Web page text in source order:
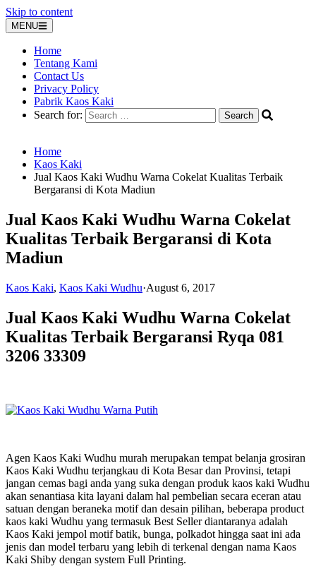
Skip to content
MENU
Home
Tentang Kami
Contact Us
Privacy Policy
Pabrik Kaos Kaki
Search for:
Home
Kaos Kaki
Jual Kaos Kaki Wudhu Warna Cokelat Kualitas Terbaik
Bergaransi di Kota Madiun
Jual Kaos Kaki Wudhu Warna Cokelat
Kualitas Terbaik Bergaransi di Kota
Madiun
Kaos Kaki, Kaos Kaki Wudhu·August 6, 2017
Jual Kaos Kaki Wudhu Warna Cokelat
Kualitas Terbaik Bergaransi Ryqa 081
3206 33309
Agen Kaos Kaki Wudhu murah merupakan tempat belanja grosiran
Kaos Kaki Wudhu terjangkau di Kota Besar dan Provinsi, tetapi
jangan cemas bagi anda yang suka dengan produk kaos kaki Wudhu
akan senantiasa kita layani dalam hal pembelian secara eceran atau
satuan dengan beraneka motif dan desain pilihan, beberapa product
kaos kaki Wudhu yang termasuk Best Seller diantaranya adalah
Kaos Kaki jempol motif batik, bunga, polkadot hingga saat ini ada
jenis dan model terbaru yang lebih di terkenal dengan nama Kaos
Kaki Shiby dengan system Full Printing.